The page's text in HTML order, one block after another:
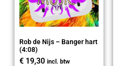
Rob de Nijs – Banger hart
(4:08)
€ 19,30 incl. btw